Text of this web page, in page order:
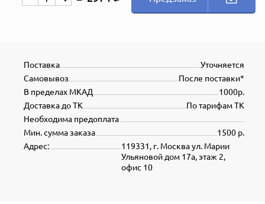
Уточняется
Поставка
После поставки*
Самовывоз
1000р.
В пределах МКАД
По тарифам ТК
Доставка до ТК
Необходима предоплата
1500 р.
Мин. сумма заказа
119331, г. Москва ул. Марии
Ульяновой дом 17а, этаж 2,
офис 10
Адрес: